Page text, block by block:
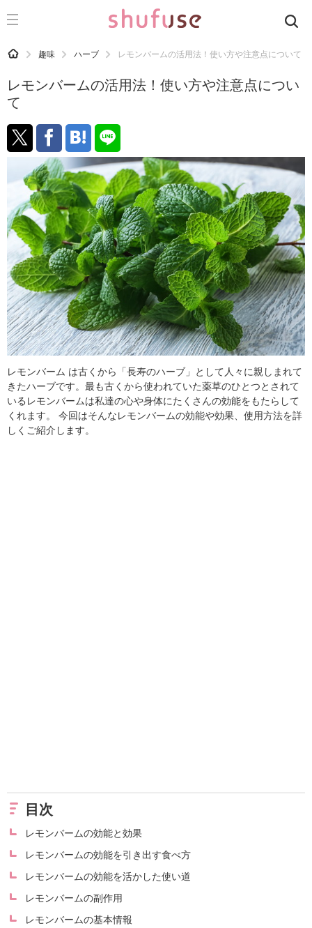
CATEGORY 記事カテゴリ
洗濯
生活の知恵
お金
掃除
マナー
趣味
食材辞典
おすすめ
HOME 趣味 ハーブ レモンバームの活用法！使い方や注意点について
レモンバームの活用法！使い方や注意点につい
て
レモンバーム は古くから「長寿のハーブ」として人々に親しまれて
きたハーブです。最も古くから使われていた薬草のひとつとされて
いるレモンバームは私達の心や身体にたくさんの効能をもたらして
くれます。 今回はそんなレモンバームの効能や効果、使用方法を詳
しくご紹介します。
目次
レモンバームの効能と効果
レモンバームの効能を引き出す食べ方
レモンバームの効能を活かした使い道
レモンバームの副作用
レモンバームの基本情報